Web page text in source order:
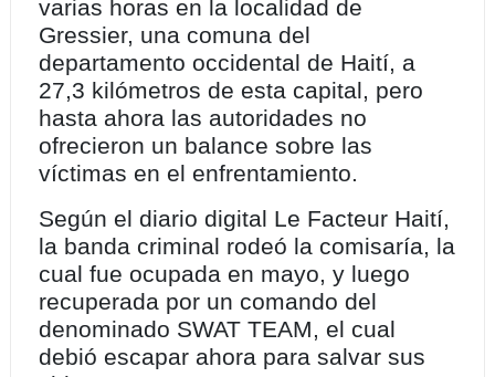
varias horas en la localidad de
Gressier, una comuna del
departamento occidental de Haití, a
27,3 kilómetros de esta capital, pero
hasta ahora las autoridades no
ofrecieron un balance sobre las
víctimas en el enfrentamiento.
Según el diario digital Le Facteur Haití,
la banda criminal rodeó la comisaría, la
cual fue ocupada en mayo, y luego
recuperada por un comando del
denominado SWAT TEAM, el cual
debió escapar ahora para salvar sus